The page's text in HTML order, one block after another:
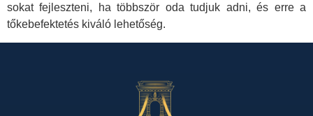
sokat fejleszteni, ha többször oda tudjuk adni, és erre a
tőkebefektetés kiváló lehetőség.